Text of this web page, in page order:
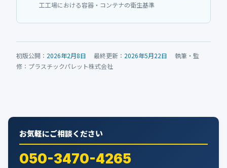
工工場における容器・コンテナの衛生基準
初版公開： 2026年2月8日 最終更新： 2026年5月22日 執筆・監
修：プラスチックパレット株式会社
お気軽にご相談ください
050-3470-4265